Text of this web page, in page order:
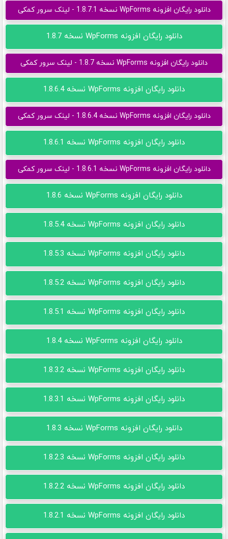
دانلود رایگان افزونه WpForms نسخه 1.8.7.1 - لینک سرور کمکی
دانلود رایگان افزونه WpForms نسخه 1.8.7
دانلود رایگان افزونه WpForms نسخه 1.8.7 - لینک سرور کمکی
دانلود رایگان افزونه WpForms نسخه 1.8.6.4
دانلود رایگان افزونه WpForms نسخه 1.8.6.4 - لینک سرور کمکی
دانلود رایگان افزونه WpForms نسخه 1.8.6.1
دانلود رایگان افزونه WpForms نسخه 1.8.6.1 - لینک سرور کمکی
دانلود رایگان افزونه WpForms نسخه 1.8.6
دانلود رایگان افزونه WpForms نسخه 1.8.5.4
دانلود رایگان افزونه WpForms نسخه 1.8.5.3
دانلود رایگان افزونه WpForms نسخه 1.8.5.2
دانلود رایگان افزونه WpForms نسخه 1.8.5.1
دانلود رایگان افزونه WpForms نسخه 1.8.4
دانلود رایگان افزونه WpForms نسخه 1.8.3.2
دانلود رایگان افزونه WpForms نسخه 1.8.3.1
دانلود رایگان افزونه WpForms نسخه 1.8.3
دانلود رایگان افزونه WpForms نسخه 1.8.2.3
دانلود رایگان افزونه WpForms نسخه 1.8.2.2
دانلود رایگان افزونه WpForms نسخه 1.8.2.1